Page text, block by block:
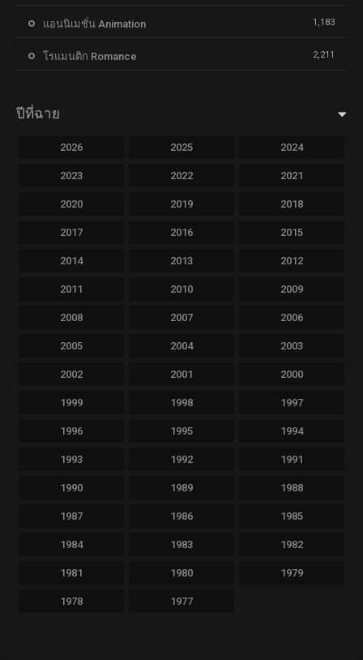
แอนนิเมชั่น Animation 1,183
โรแมนติก Romance 2,211
ปีที่ฉาย
2026 2025 2024
2023 2022 2021
2020 2019 2018
2017 2016 2015
2014 2013 2012
2011 2010 2009
2008 2007 2006
2005 2004 2003
2002 2001 2000
1999 1998 1997
1996 1995 1994
1993 1992 1991
1990 1989 1988
1987 1986 1985
1984 1983 1982
1981 1980 1979
1978 1977